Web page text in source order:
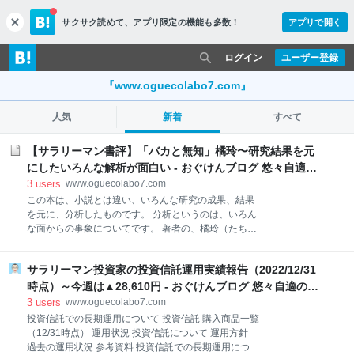
c
l
o
s
サクサク読めて、 アプリ限定の機能も多数！ アプリで開く
ユーザー登録
ログイン
『www.oguecolabo7.com』
人気 新着 すべて
【サラリーマン書評】「バカと無知」橘玲〜研究結果を元
にしたいろんな解析が面白い - おぐけんブログ 悠々自適の
投資生活
3 users www.oguecolabo7.com
この本は、小説とは違い、いろんな研究の成果、結果
を元に、分析したものです。 分析というのは、いろん
な面からの事象についてです。 著者の、橘玲（たちば
明・内容 バカと無知 やっかいな自尊心 差別と偏見 す
べての記憶は「偽物」である まとめ 総評 ◆読みやす
さ ◆意外度 ◆夢中度 ◆読んだ後のすっきり度 最新5
記事 読書について 説明・内容 この本の中には、いく
つかのおもしろい説明があります。 特に面白いって思
ったことについて、ちょっと紹介させていただこうか
サラリーマン投資家の投資信託運用実績報告（2022/12/31
時点）～今週は▲28,610円 - おぐけんブログ 悠々自適の投
資生活
3 users www.oguecolabo7.com
投資信託での長期運用について 投資信託 購入商品一覧
（12/31時点） 運用状況 投資信託について 運用方針
過去の運用状況 参考資料 投資信託での長期運用につい